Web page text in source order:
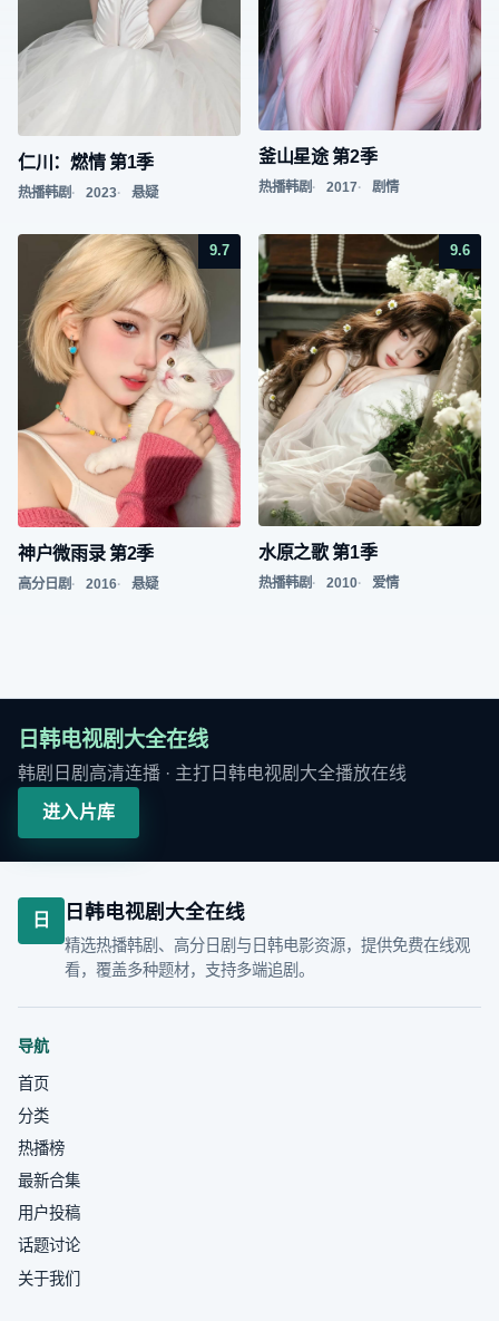
仁川：燃情 第1季
热播韩剧 2023 悬疑
釜山星途 第2季
热播韩剧 2017 剧情
9.7
神户微雨录 第2季
高分日剧 2016 悬疑
9.6
水原之歌 第1季
热播韩剧 2010 爱情
日韩电视剧大全在线
韩剧日剧高清连播 · 主打 日韩电视剧大全播放在线
进入片库
日 日韩电视剧大全在线
精选热播韩剧、高分日剧与日韩电影资源，提供免费在线观
看，覆盖多种题材，支持多端追剧。
导航
首页
分类
热播榜
最新合集
用户投稿
话题讨论
关于我们